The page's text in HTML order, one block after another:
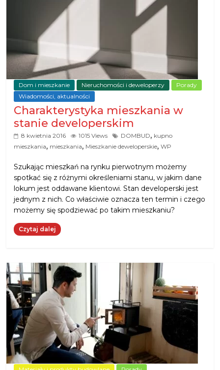
Dom i mieszkanie Nieruchomości i deweloperzy
Porady
Wiadomości, aktualności
Charakterystyka mieszkania w
stanie developerskim
8 kwietnia 2016 1015 Views DOMBUD, kupno
mieszkania, mieszkania, Mieszkanie deweloperskie,WP
Szukając mieszkań na rynku pierwotnym możemy
spotkać się z różnymi określeniami stanu, w jakim dane
lokum jest oddawane klientowi. Stan developerski jest
jednym z nich. Co właściwie oznacza ten termin i czego
możemy się spodziewać po takim mieszkaniu?
Czytaj dalej